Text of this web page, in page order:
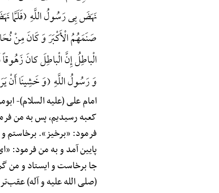
نَهَضَ بِی رَسُولُ اللَّهِ (فَلَمَّا
صَنَمَهُمُ الْأَکْبَرَ وَ کَانَ مِنْ
الْباطِلُ إِنَّ الْباطِلَ کانَ
وَ رَسُولُ اللَّهِ (وَ خَشِینَا أَنْ
امام علی (علیه السلام)-
کعبه رسیدیم، پس به من
فرمود: «برخیز». برخاستم
پایین آمد و به من فرمود:
جا برخاست و ایستاد و من
(صلی الله علیه و آله)